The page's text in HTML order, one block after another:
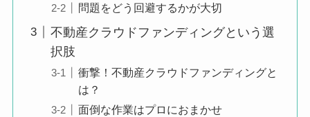
問題をどう回避するかが大切
不動産クラウドファンディングという選
択肢
衝撃！不動産クラウドファンディングと
は？
面倒な作業はプロにおまかせ